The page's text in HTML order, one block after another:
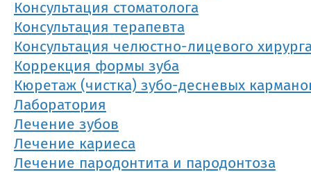
Консультация стоматолога
Консультация терапевта
Консультация челюстно-лицевого
Коррекция формы зуба
Кюретаж (чистка) зубо-десневых
Лаборатория
Лечение зубов
Лечение кариеса
Лечение пародонтита и пародонтоза